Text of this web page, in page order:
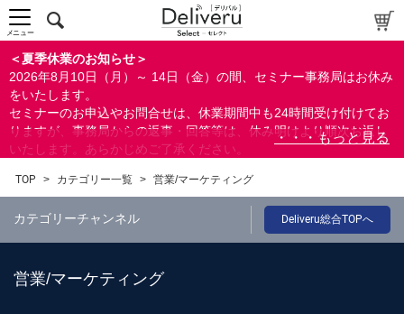
＜夏季休業のお知らせ＞
2026年8月10日（月）～ 14日（金）の間、セミナー事務局はお休み
をいたします。
セミナーのお申込やお問合せは、休業期間中も24時間受け付けてお
りますが、事務局からの返事・回答等は、休み明けより順次お返し
いたします。あらかじめご了承ください。
ができます。
メニュー
TOP > カテゴリー一覧 > 営業/マーケティング
カテゴリーチャンネル Deliveru総合TOPへ
営業/マーケティング